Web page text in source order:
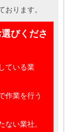
ります。
びくださ
ている業
作業を行う
ない業社。